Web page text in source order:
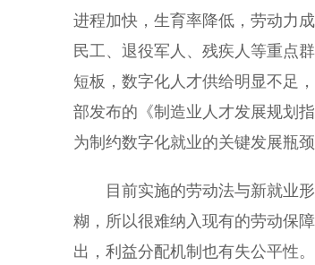
进程加快，生育率降低，劳动力
民工、退役军人、残疾人等重点
短板，数字化人才供给明显不足
部发布的《制造业人才发展规划
为制约数字化就业的关键发展瓶颈
目前实施的劳动法与新就业形
糊，所以很难纳入现有的劳动保
出，利益分配机制也有失公平性